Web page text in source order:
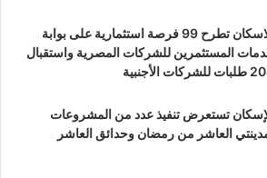
الاسكان تطرح 99 فرصة استثمارية على بوابة
المستثمرين للشركات المصرية واستقبال
الأجنبية
تستعرض تنفيذ عدد من المشروعات
العاشر من رمضان وحدائق العاشر